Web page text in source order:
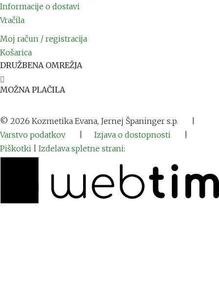
Informacije o dostavi
Vračila
Moj račun / registracija
Košarica
DRUŽBENA OMREŽJA
MOŽNA PLAČILA
© 2026 Kozmetika Evana, Jernej Španinger s.p.
Varstvo podatkov
Izjava o dostopnosti
Piškotki
Izdelava spletne strani: